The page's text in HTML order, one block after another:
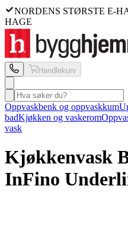
NORDENS STØRSTE E-
HAGE
Handlekurv
Oppvaskbenk og oppvaskkum
badKjøkken og vaskerom
vask
Kjøkkenvask
InFino